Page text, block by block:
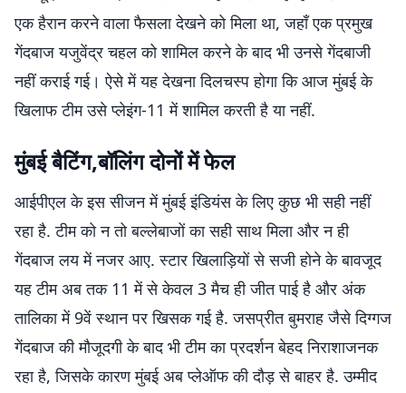
एक हैरान करने वाला फैसला देखने को मिला था, जहाँ एक प्रमुख
गेंदबाज यजुवेंद्र चहल को शामिल करने के बाद भी उनसे गेंदबाजी
नहीं कराई गई। ऐसे में यह देखना दिलचस्प होगा कि आज मुंबई के
खिलाफ टीम उसे प्लेइंग-11 में शामिल करती है या नहीं.
मुंबई बैटिंग,बॉलिंग दोनों में फेल
आईपीएल के इस सीजन में मुंबई इंडियंस के लिए कुछ भी सही नहीं
रहा है. टीम को न तो बल्लेबाजों का सही साथ मिला और न ही
गेंदबाज लय में नजर आए. स्टार खिलाड़ियों से सजी होने के बावजूद
यह टीम अब तक 11 में से केवल 3 मैच ही जीत पाई है और अंक
तालिका में 9वें स्थान पर खिसक गई है. जसप्रीत बुमराह जैसे दिग्गज
गेंदबाज की मौजूदगी के बाद भी टीम का प्रदर्शन बेहद निराशाजनक
रहा है, जिसके कारण मुंबई अब प्लेऑफ की दौड़ से बाहर है. उम्मीद